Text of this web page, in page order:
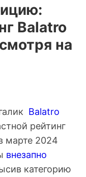
Balatro
на
Balatro
рейтинг
марте 2024
внезапно
категорию